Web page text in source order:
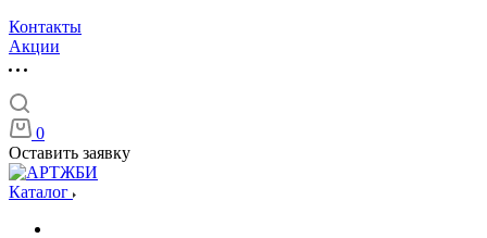
Контакты
Акции
0
Оставить заявку
Каталог